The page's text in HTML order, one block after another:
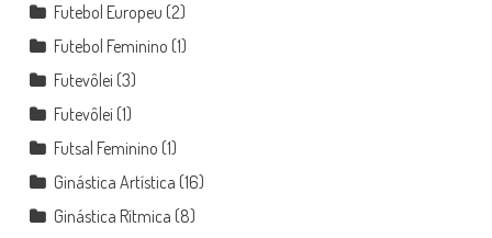
Futebol Europeu (2)
Futebol Feminino (1)
Futevôlei (3)
Futevôlei (1)
Futsal Feminino (1)
Ginástica Artística (16)
Ginástica Rítmica (8)